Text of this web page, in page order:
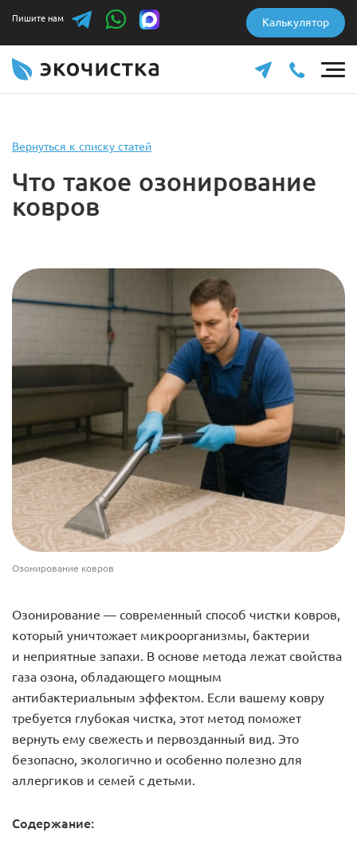
Пишите нам Калькулятор
Вернуться к списку статей
Что такое озонирование
ковров
Озонирование ковров
Озонирование — современный способ чистки ковров,
который уничтожает микроорганизмы, бактерии
и неприятные запахи. В основе метода лежат свойства
газа озона, обладающего мощным
антибактериальным эффектом. Если вашему ковру
требуется глубокая чистка, этот метод поможет
вернуть ему свежесть и первозданный вид. Это
безопасно, экологично и особенно полезно для
аллергиков и семей с детьми.
Содержание: